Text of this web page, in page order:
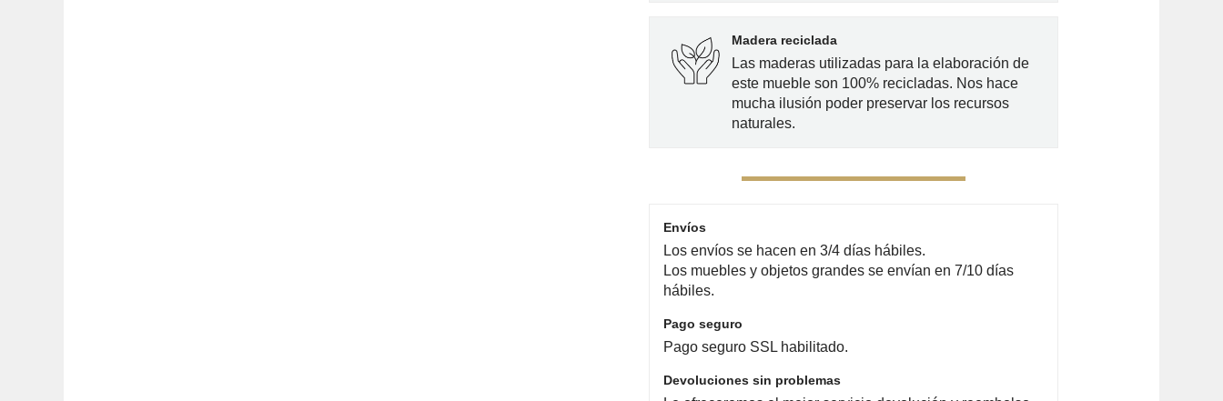
Madera reciclada
Las maderas utilizadas para la elaboración de
este mueble son 100% recicladas. Nos hace
mucha ilusión poder preservar los recursos
naturales.
Envíos
Los envíos se hacen en 3/4 días hábiles.
Los muebles y objetos grandes se envían en 7/10 días
hábiles.
Pago seguro
Pago seguro SSL habilitado.
Devoluciones sin problemas